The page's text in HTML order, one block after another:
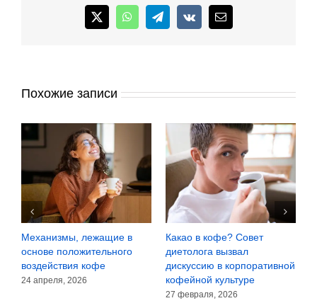
X WhatsAppTelegram
Vk Email
Похожие записи
Механизмы, лежащие в
основе положительного
воздействия кофе
24 апреля, 2026
Какао в кофе? Совет
диетолога вызвал
дискуссию в корпоративной
кофейной культуре
27 февраля, 2026